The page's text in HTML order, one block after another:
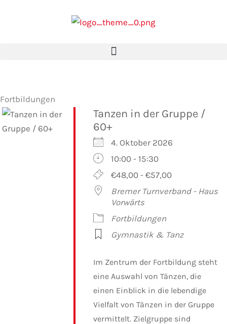
Fortbildungen
Tanzen in der Gruppe /
60+
4. Oktober 2026
10:00 - 15:30
€48,00 - €57,00
Bremer Turnverband - Haus
Vorwärts
Fortbildungen
Gymnastik & Tanz
Im Zentrum der Fortbildung steht
eine Auswahl von Tänzen, die
einen Einblick in die lebendige
Vielfalt von Tänzen in der Gruppe
vermittelt. Zielgruppe sind